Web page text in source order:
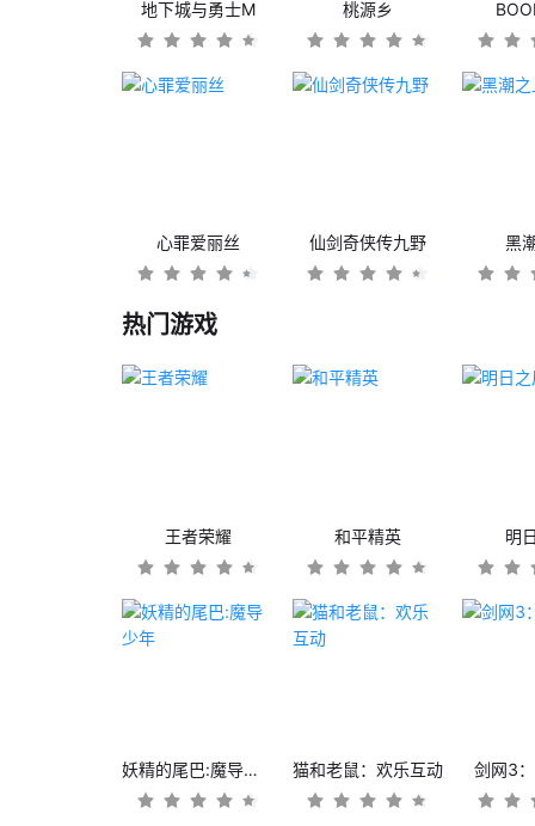
地下城与勇士M 桃源乡
心罪爱丽丝 仙剑奇侠传九野 黑
热门游戏
王者荣耀 和平精英 明
妖精的尾巴:魔导少年 猫和老鼠：欢乐互动 剑网3